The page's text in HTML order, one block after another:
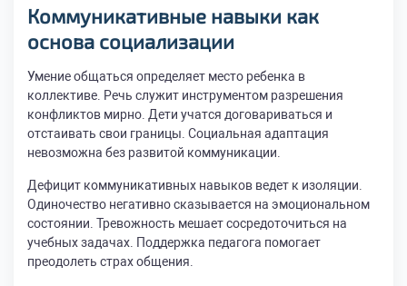
Коммуникативные навыки как
основа социализации
Умение общаться определяет место ребенка в
коллективе. Речь служит инструментом разрешения
конфликтов мирно. Дети учатся договариваться и
отстаивать свои границы. Социальная адаптация
невозможна без развитой коммуникации.
Дефицит коммуникативных навыков ведет к изоляции.
Одиночество негативно сказывается на эмоциональном
состоянии. Тревожность мешает сосредоточиться на
учебных задачах. Поддержка педагога помогает
преодолеть страх общения.